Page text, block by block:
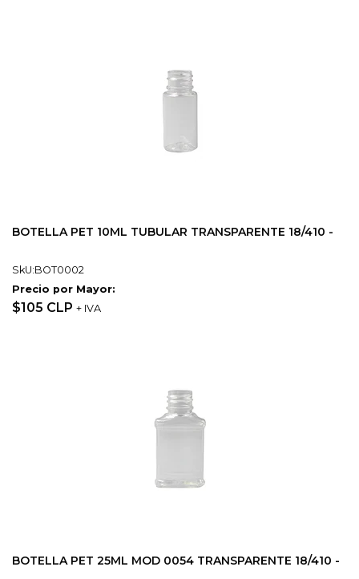
BOTELLA PET 10ML TUBULAR TRANSPARENTE 18/410 -
SkU:BOT0002
Precio por Mayor:
$105 CLP + IVA
BOTELLA PET 25ML MOD 0054 TRANSPARENTE 18/410 -